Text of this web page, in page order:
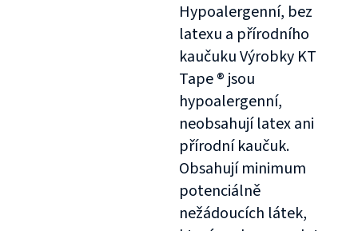
Hypoalergenní, bez
latexu a přírodního
kaučuku Výrobky KT
Tape ® jsou
hypoalergenní,
neobsahují latex ani
přírodní kaučuk.
Obsahují minimum
potenciálně
nežádoucích látek,